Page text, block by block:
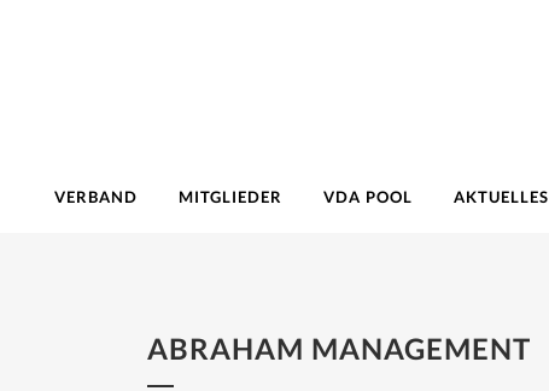
VERBAND MITGLIEDER VDA POOL AKTUELLES
ABRAHAM MANAGEMENT